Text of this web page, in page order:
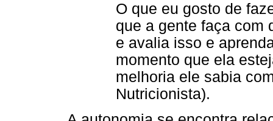
O que eu gosto de
que a gente faça com
e avalia isso e
momento que ela
melhoria ele sabia
Nutricionista).